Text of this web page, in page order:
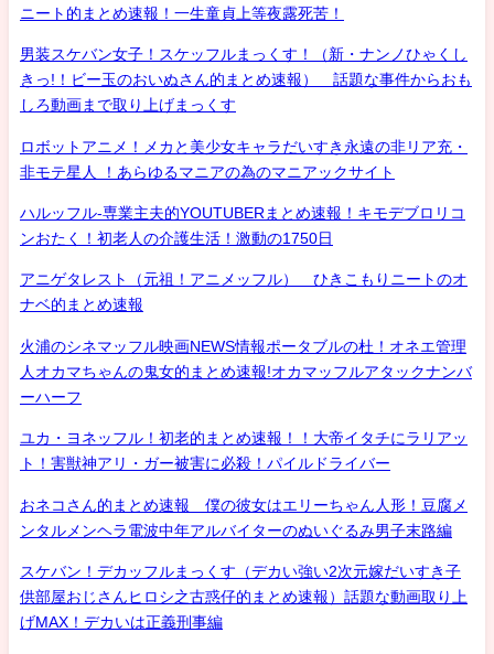
ニート的まとめ速報！一生童貞上等夜露死苦！
男装スケバン女子！スケッフルまっくす！（新・ナンノひゃくし
きっ!！ビー玉のおいぬさん的まとめ速報） 話題な事件からおも
しろ動画まで取り上げまっくす
ロボットアニメ！メカと美少女キャラだいすき永遠の非リア充・
非モテ星人 ！あらゆるマニアの為のマニアックサイト
ハルッフル-専業主夫的YOUTUBERまとめ速報！キモデブロリコ
ンおたく！初老人の介護生活！激動の1750日
アニゲタレスト（元祖！アニメッフル） ひきこもりニートのオ
ナベ的まとめ速報
火浦のシネマッフル映画NEWS情報ポータブルの杜！オネエ管理
人オカマちゃんの鬼女的まとめ速報!オカマッフルアタックナンバ
ーハーフ
ユカ・ヨネッフル！初老的まとめ速報！！大帝イタチにラリアッ
ト！害獣神アリ・ガー被害に必殺！パイルドライバー
おネコさん的まとめ速報 僕の彼女はエリーちゃん人形！豆腐メ
ンタルメンヘラ電波中年アルバイターのぬいぐるみ男子末路編
スケバン！デカッフルまっくす（デカい強い2次元嫁だいすき子
供部屋おじさんヒロシ之古惑仔的まとめ速報）話題な動画取り上
げMAX！デカいは正義刑事編